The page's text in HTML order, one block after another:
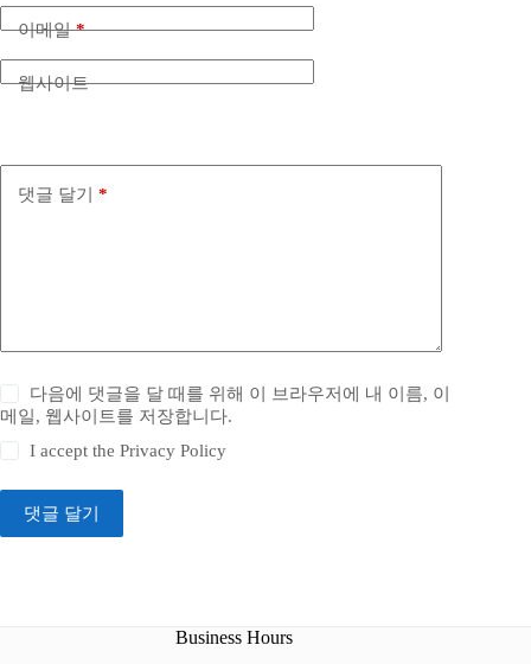
이메일*
웹사이트
댓글 달기 *
다음에 댓글을 달 때를 위해 이 브라우저에 내 이름, 이
메일, 웹사이트를 저장합니다.
I accept thePrivacy Policy
댓글 달기
Business Hours